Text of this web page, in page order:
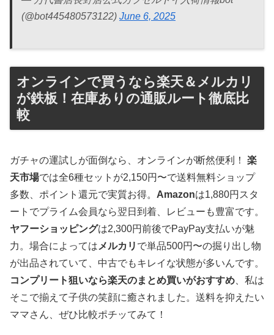
(@bot445480573122) June 6, 2025
オンラインで買うなら楽天＆メルカリ
が鉄板！在庫ありの通販ルート徹底比
較
ガチャの運試しが面倒なら、オンラインが断然便利！ 楽
天市場では全6種セットが2,150円〜で送料無料ショップ
多数、ポイント還元で実質お得。 Amazonは1,880円スタ
ートでプライム会員なら翌日到着、レビューも豊富です。
ヤフーショッピングは2,300円前後でPayPay支払いが魅
力。場合によっては メルカリ で単品500円〜の掘り出し物
が出品されていて、中古でもキレイな状態が多いんです。
コンプリート狙いなら楽天のまとめ買いがおすすめ 、私は
そこで揃えて子供の笑顔に癒されました。送料を抑えたい
ママさん、ぜひ比較ポチッてみて！